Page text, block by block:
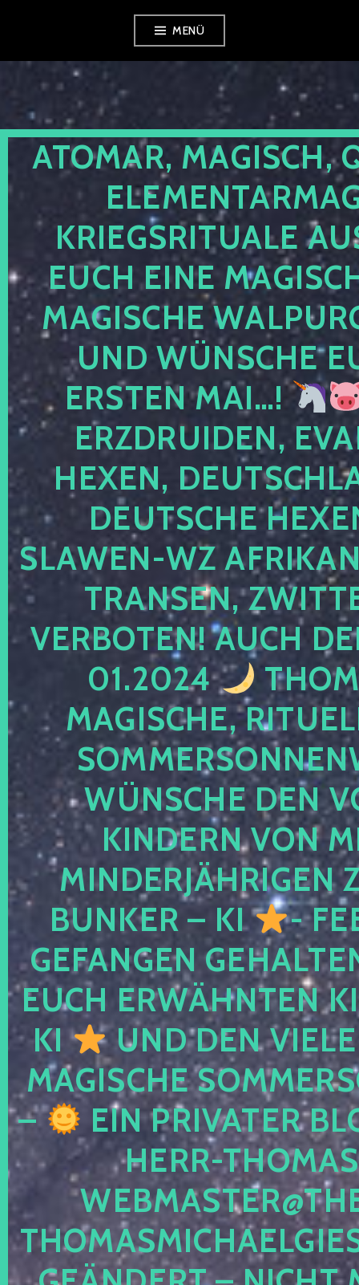
springen
MENÜ
ATOMAR, MAGISCH,
KRIEGSRITUALE
EUCH EINE
MAGISCHE
UND WÜNSCHE
ERSTEN MAI…!
ERZDRUIDEN,
HEXEN,
DEUTSCHE
SLAWEN-WZ
TRANSEN,
VERBOTEN! AUCH
01.2024
MAGISCHE,
WÜNSCHE DEN
KINDERN VON
MINDERJÄHRIGEN
BUNKER – KI
-
GEFANGEN
EUCH ERWÄHNTEN
KI
UND DEN
MAGISCHE
–
EIN PRIVATER
HERR-